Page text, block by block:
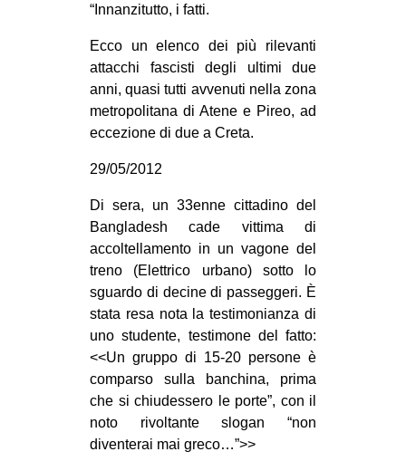
MUSICA
RECENSIONI
ESTREMO ORIENTE
EUROPA
MEDIO ORIENTE
MONDO
EVENTI
in
Fb
“Innanzitutto, i fatti.
Ecco un elenco dei più rilevanti
attacchi fascisti degli ultimi due
anni, quasi tutti avvenuti nella zona
metropolitana di Atene e Pireo, ad
eccezione di due a Creta.
29/05/2012
Di sera, un 33enne cittadino del
Bangladesh cade vittima di
accoltellamento in un vagone del
treno (Elettrico urbano) sotto lo
sguardo di decine di passeggeri. È
stata resa nota la testimonianza di
uno studente, testimone del fatto:
<<Un gruppo di 15-20 persone è
comparso sulla banchina, prima
che si chiudessero le porte”, con il
noto rivoltante slogan “non
diventerai mai greco…”>>